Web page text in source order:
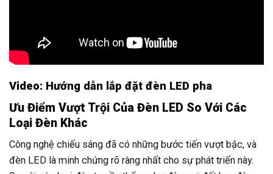
Video: Hướng dẫn lắp đặt đèn LED pha
Ưu Điểm Vượt Trội Của Đèn LED So Với Các
Loại Đèn Khác
Công nghệ chiếu sáng đã có những bước tiến vượt bậc, và
đèn LED là minh chứng rõ ràng nhất cho sự phát triển này.